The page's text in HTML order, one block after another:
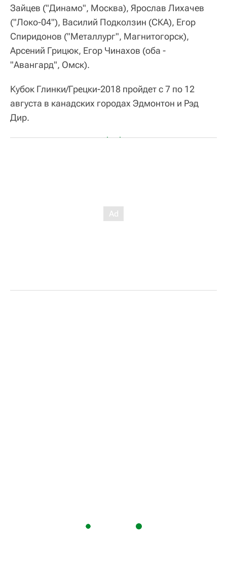
Зайцев ("Динамо", Москва), Ярослав Лихачев
("Локо-04"), Василий Подколзин (СКА), Егор
Спиридонов ("Металлург", Магнитогорск),
Арсений Грицюк, Егор Чинахов (оба -
"Авангард", Омск).
Кубок Глинки/Грецки-2018 пройдет с 7 по 12
августа в канадских городах Эдмонтон и Рэд
Дир.